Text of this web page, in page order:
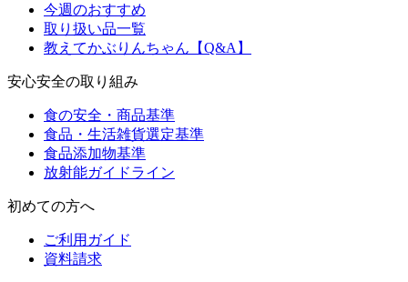
今週のおすすめ
取り扱い品一覧
教えてかぶりんちゃん【Q&A】
安心安全の取り組み
食の安全・商品基準
食品・生活雑貨選定基準
食品添加物基準
放射能ガイドライン
初めての方へ
ご利用ガイド
資料請求